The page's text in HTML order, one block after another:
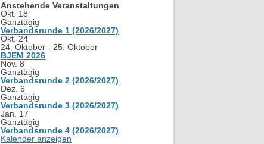
Anstehende Veranstaltungen
Okt. 18
Ganztägig
Verbandsrunde 1 (2026/2027)
Okt. 24
24. Oktober - 25. Oktober
BJEM 2026
Nov. 8
Ganztägig
Verbandsrunde 2 (2026/2027)
Dez. 6
Ganztägig
Verbandsrunde 3 (2026/2027)
Jan. 17
Ganztägig
Verbandsrunde 4 (2026/2027)
Kalender anzeigen